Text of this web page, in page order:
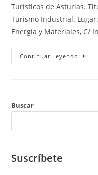
Turísticos de Asturias.
Turismo Industrial.
Energía y Materiales, C/
Continuar Leyendo
Buscar
Suscríbete